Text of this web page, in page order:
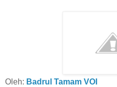
Oleh: Badrul Tamam VOI